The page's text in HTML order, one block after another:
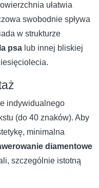
ułatwia
swobodnie spływa
w strukturze
psa lub innej bliskiej
indywidualnego
(do 40 znaków). Aby
minimalna
diamentowe
szczególnie istotną